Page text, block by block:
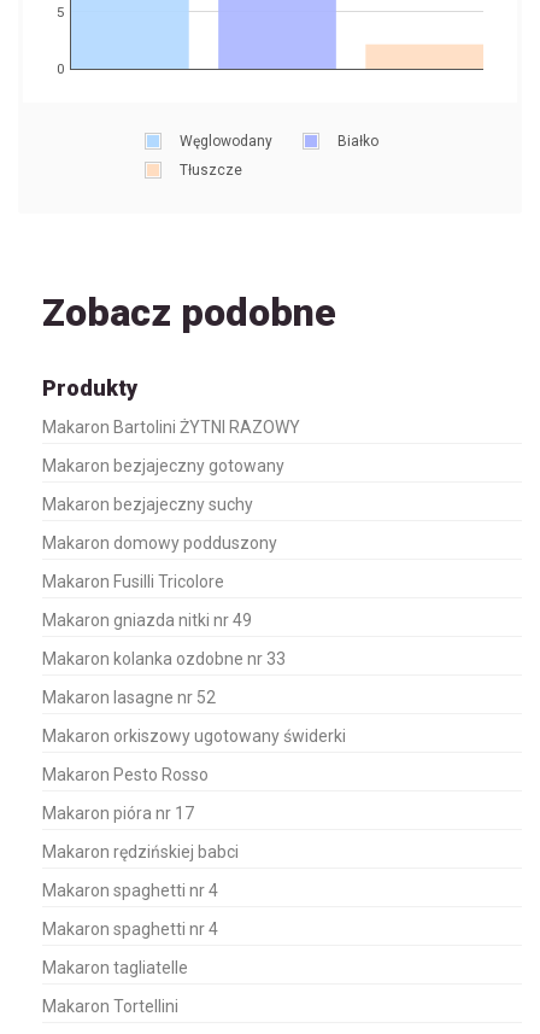
0
5
Węglowodany
Białko
Tłuszcze
Zobacz podobne
Produkty
Makaron Bartolini ŻYTNI RAZOWY
Makaron bezjajeczny gotowany
Makaron bezjajeczny suchy
Makaron domowy podduszony
Makaron Fusilli Tricolore
Makaron gniazda nitki nr 49
Makaron kolanka ozdobne nr 33
Makaron lasagne nr 52
Makaron orkiszowy ugotowany świderki
Makaron Pesto Rosso
Makaron pióra nr 17
Makaron rędzińskiej babci
Makaron spaghetti nr 4
Makaron spaghetti nr 4
Makaron tagliatelle
Makaron Tortellini